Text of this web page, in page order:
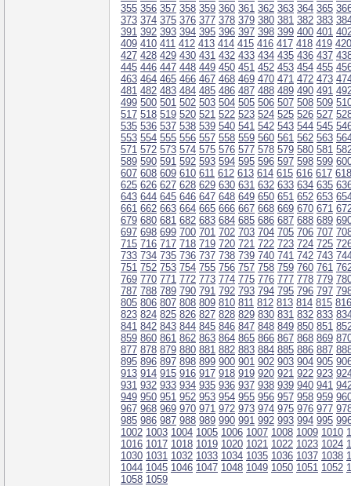
355 356 357 358 359 360 361 362 363 364 365
373 374 375 376 377 378 379 380 381 382 383
391 392 393 394 395 396 397 398 399 400 401
409 410 411 412 413 414 415 416 417 418 419 420
427 428 429 430 431 432 433 434 435 436 437
445 446 447 448 449 450 451 452 453 454 455
463 464 465 466 467 468 469 470 471 472 473
481 482 483 484 485 486 487 488 489 490 491
499 500 501 502 503 504 505 506 507 508 509
517 518 519 520 521 522 523 524 525 526 527
535 536 537 538 539 540 541 542 543 544 545
553 554 555 556 557 558 559 560 561 562 563
571 572 573 574 575 576 577 578 579 580 581
589 590 591 592 593 594 595 596 597 598 599
607 608 609 610 611 612 613 614 615 616 617 618
625 626 627 628 629 630 631 632 633 634 635
643 644 645 646 647 648 649 650 651 652 653
661 662 663 664 665 666 667 668 669 670 671
679 680 681 682 683 684 685 686 687 688 689
697 698 699 700 701 702 703 704 705 706 707
715 716 717 718 719 720 721 722 723 724 725
733 734 735 736 737 738 739 740 741 742 743
751 752 753 754 755 756 757 758 759 760 761
769 770 771 772 773 774 775 776 777 778 779
787 788 789 790 791 792 793 794 795 796 797
805 806 807 808 809 810 811 812 813 814 815 816
823 824 825 826 827 828 829 830 831 832 833
841 842 843 844 845 846 847 848 849 850 851
859 860 861 862 863 864 865 866 867 868 869
877 878 879 880 881 882 883 884 885 886 887
895 896 897 898 899 900 901 902 903 904 905
913 914 915 916 917 918 919 920 921 922 923
931 932 933 934 935 936 937 938 939 940 941
949 950 951 952 953 954 955 956 957 958 959
967 968 969 970 971 972 973 974 975 976 977
985 986 987 988 989 990 991 992 993 994 995
1002 1003 1004 1005 1006 1007 1008 1009 1010
1016 1017 1018 1019 1020 1021 1022 1023 1024
1030 1031 1032 1033 1034 1035 1036 1037 1038
1044 1045 1046 1047 1048 1049 1050 1051 1052
1058 1059